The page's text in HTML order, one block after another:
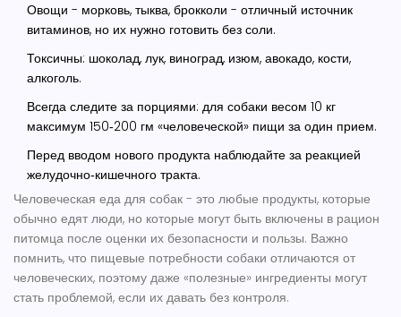
Овощи - морковь, тыква, брокколи - отличный источник
витаминов, но их нужно готовить без соли.
Токсичны: шоколад, лук, виноград, изюм, авокадо, кости,
алкоголь.
Всегда следите за порциями: для собаки весом 10 кг
максимум 150‑200 гм «человеческой» пищи за один прием.
Перед вводом нового продукта наблюдайте за реакцией
желудочно‑кишечного тракта.
Человеческая еда для собак - это любые продукты, которые
обычно едят люди, но которые могут быть включены в рацион
питомца после оценки их безопасности и пользы. Важно
помнить, что пищевые потребности собаки отличаются от
человеческих, поэтому даже «полезные» ингредиенты могут
стать проблемой, если их давать без контроля.